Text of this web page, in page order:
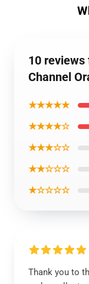
10 reviews
Channel
★★★★★
★★★★☆
★★★☆☆
★★☆☆☆
★☆☆☆☆
Thank you to